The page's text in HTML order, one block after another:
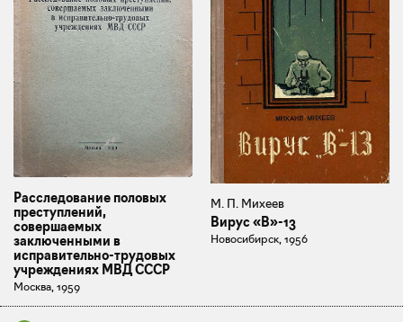
Расследование половых
преступлений,
совершаемых
заключенными в
исправительно-трудовых
учреждениях МВД СССР
Москва, 1959
М. П. Михеев
Вирус «В»-13
Новосибирск, 1956